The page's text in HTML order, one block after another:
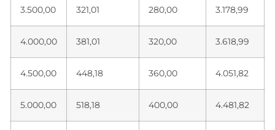
3.500,00 321,01 280,00 3.178,99
4.000,00 381,01 320,00 3.618,99
4.500,00 448,18 360,00 4.051,82
5.000,00 518,18 400,00 4.481,82